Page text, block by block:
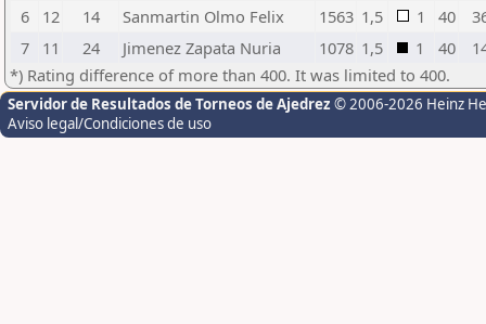
6
12 14 Sanmartin Olmo Felix 1563 1,5 1 40
7
11 24 Jimenez Zapata Nuria 1078 1,5 1 40
*) Rating difference of more than 400. It was limited to 400.
Servidor de Resultados de Torneos de Ajedrez © 2006-2026 Heinz
Aviso legal/Condiciones de uso